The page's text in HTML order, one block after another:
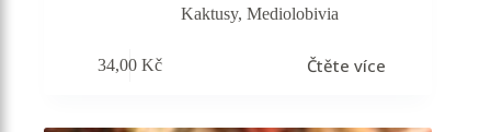
Kaktusy,Mediolobivia
34,00Kč Čtěte více